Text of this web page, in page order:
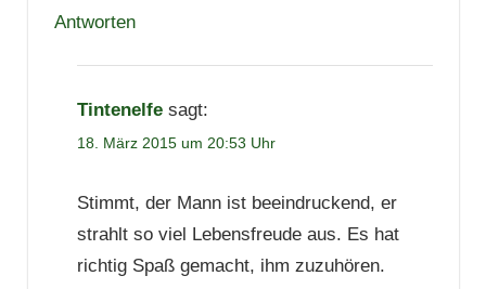
Antworten
Tintenelfe sagt:
18. März 2015 um 20:53 Uhr
Stimmt, der Mann ist beeindruckend, er
strahlt so viel Lebensfreude aus. Es hat
richtig Spaß gemacht, ihm zuzuhören.